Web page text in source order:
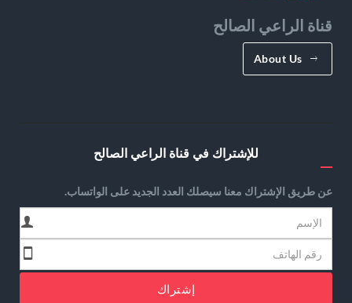
قناة الراعي الصالح
About Us
للإشتراك في قناة الراعي الصالح
عن طريق الإشتراك معنا سيصلك العدد الجديد على الواتساب.
إشتراك